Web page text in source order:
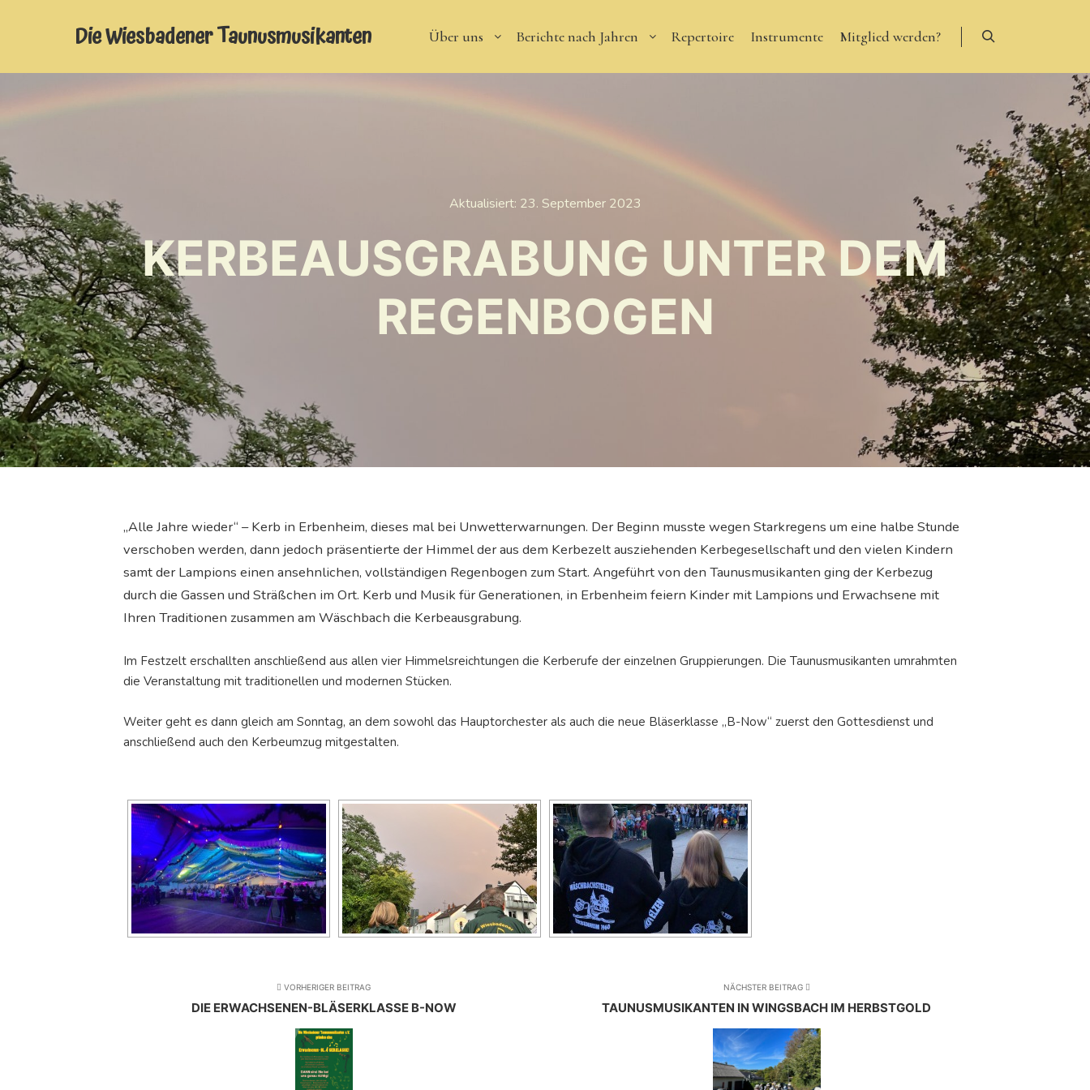
Die Wiesbadener Taunusmusikanten Über uns Berichte nach Jahren Repertoire Instrumente Mitglied werden?
Aktualisiert: 23. September 2023
KERBEAUSGRABUNG UNTER DEM
REGENBOGEN
„Alle Jahre wieder“ – Kerb in Erbenheim, dieses mal bei Unwetterwarnungen. Der Beginn musste wegen Starkregens um eine halbe Stunde
verschoben werden, dann jedoch präsentierte der Himmel der aus dem Kerbezelt ausziehenden Kerbegesellschaft und den vielen Kindern
samt der Lampions einen ansehnlichen, vollständigen Regenbogen zum Start. Angeführt von den Taunusmusikanten ging der Kerbezug
durch die Gassen und Sträßchen im Ort. Kerb und Musik für Generationen, in Erbenheim feiern Kinder mit Lampions und Erwachsene mit
Ihren Traditionen zusammen am Wäschbach die Kerbeausgrabung.
Im Festzelt erschallten anschließend aus allen vier Himmelsreichtungen die Kerberufe der einzelnen Gruppierungen. Die Taunusmusikanten umrahmten
die Veranstaltung mit traditionellen und modernen Stücken.
Weiter geht es dann gleich am Sonntag, an dem sowohl das Hauptorchester als auch die neue Bläserklasse „B-Now“ zuerst den Gottesdienst und
anschließend auch den Kerbeumzug mitgestalten.
VORHERIGER BEITRAG
DIE ERWACHSENEN-BLÄSERKLASSE B-NOW
NÄCHSTER BEITRAG
TAUNUSMUSIKANTEN IN WINGSBACH IM HERBSTGOLD